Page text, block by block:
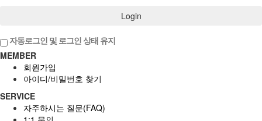
Login
자동로그인 및 로그인 상태 유지
MEMBER
회원가입
아이디/비밀번호 찾기
SERVICE
자주하시는 질문(FAQ)